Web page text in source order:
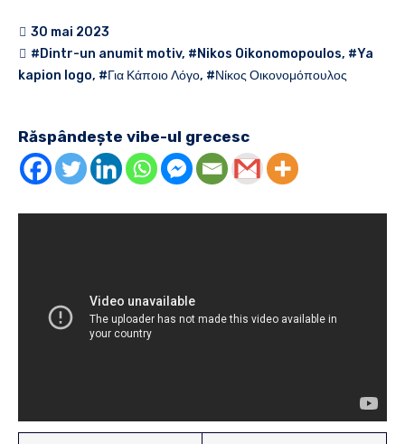
30 mai 2023
#Dintr-un anumit motiv, #Nikos Oikonomopoulos, #Ya
kapion logo, #Για Κάποιο Λόγο, #Νίκος Οικονομόπουλος
Răspândește vibe-ul grecesc